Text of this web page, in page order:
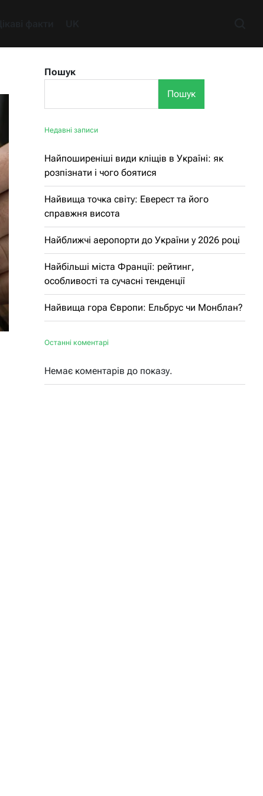
Пошук
Пошук
Недавні записи
Найпоширеніші види кліщів в Україні: як
розпізнати і чого боятися
Найвища точка світу: Еверест та його
справжня висота
Найближчі аеропорти до України у 2026 році
Найбільші міста Франції: рейтинг,
особливості та сучасні тенденції
Найвища гора Європи: Ельбрус чи Монблан?
Останні коментарі
Немає коментарів до показу.